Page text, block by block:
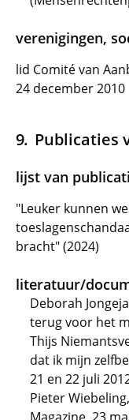
verenigingen,
lid Comité van
24 december 2010
Publicaties
lijst van
"Leuker kunnen
bracht" (2024)
literatuur/
Deborah
terug voor het
Thijs
dat ik mijn
21 en 22 juli
Pieter